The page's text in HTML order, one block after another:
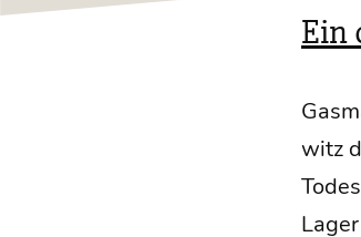
Ein
witz